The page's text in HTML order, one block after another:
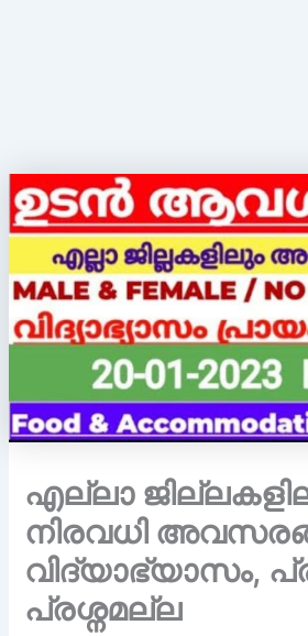
എല്ലാ
നിരവധി
വിദ്യാഭ്യാസം,
പ്രശ്നമല്ല